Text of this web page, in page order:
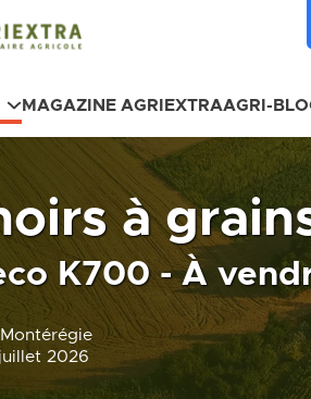
MAGAZINE AGRIEXTRAAGRI-
à
K700 - À
2026